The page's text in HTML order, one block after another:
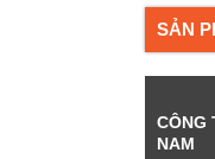
SẢN
CÔNG
NAM